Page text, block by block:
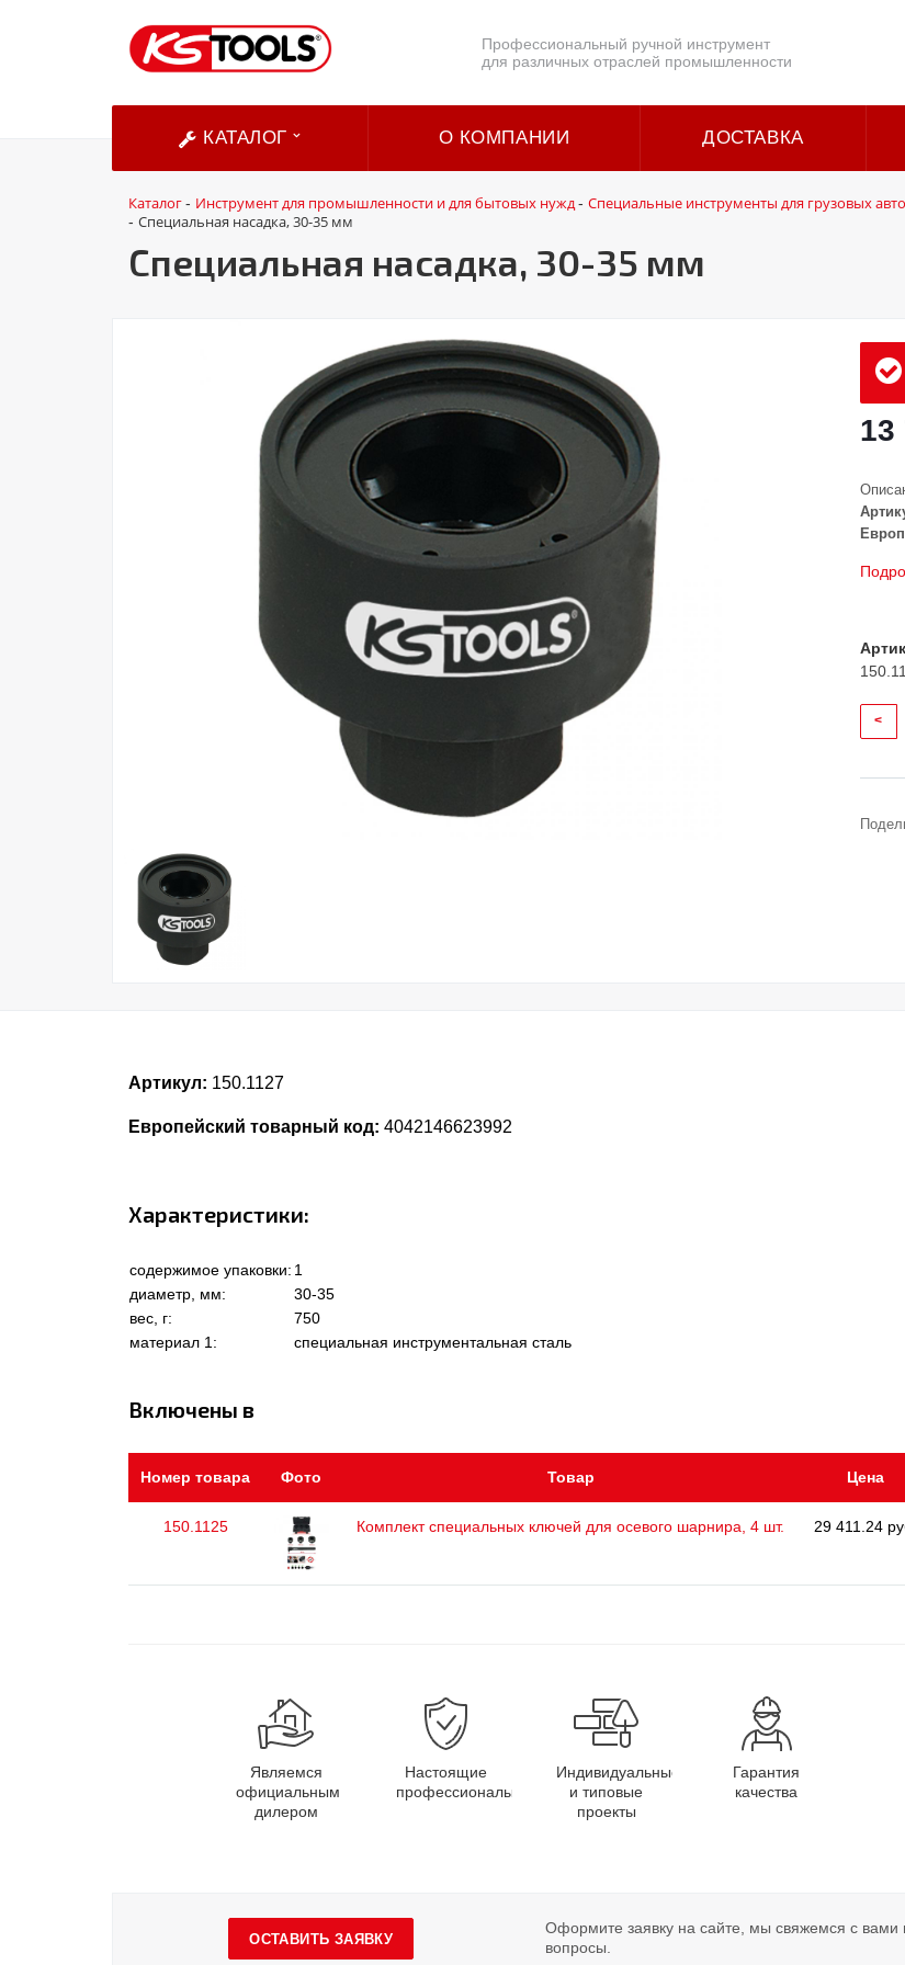
Профессиональный ручной инструмент
для различных отраслей промышленности
КАТАЛОГ О КОМПАНИИ ДОСТАВКА
Каталог- Инструмент для промышленности и для бытовых нужд- Специальные инструменты для грузовых
- Специальная насадка, 30-35 мм
Специальная насадка, 30-35 мм
13
<
Артикул: 150.1127
Европейский товарный код: 4042146623992
Характеристики:
содержимое упаковки: 1
диаметр, мм:
30-35
вес, г:
750
материал 1:
специальная инструментальная сталь
Включены в
Номер товара Фото Товар Цена
150.1125 Комплект специальных ключей для осевого шарнира, 4 шт. 29 411.24
Являемся
официальным
дилером
Настоящие
профессионалы
Индивидуальные
и типовые
проекты
Гарантия
качества
ОСТАВИТЬ ЗАЯВКУ
Оформите заявку на сайте, мы свяжемся с
вопросы.